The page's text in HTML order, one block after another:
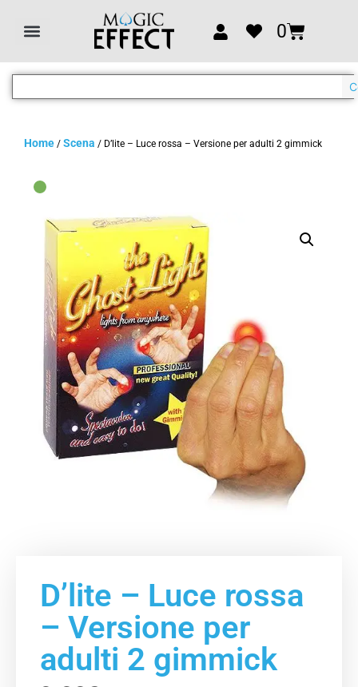
0
Home / Scena / D’lite – Luce rossa – Versione per adulti 2 gimmick
D’lite – Luce rossa
– Versione per
adulti 2 gimmick